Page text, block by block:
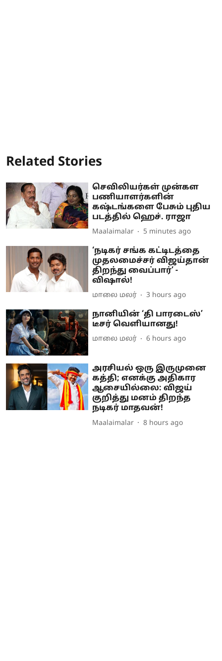
Related Stories
செவிலியர்கள் முன்கள
பணியாளர்களின்
கஷ்டங்களை பேசும் புதிய
படத்தில் ஹெச். ராஜா
Maalaimalar 5 minutes ago
‘நடிகர் சங்க கட்டிடத்தை
முதலமைச்சர் விஜய்தான்
திறந்து வைப்பார்’ -
விஷால்!
மாலை மலர் 3 hours ago
நானியின் ‘தி பாரடைஸ்’
டீசர் வெளியானது!
மாலை மலர் 6 hours ago
அரசியல் ஒரு இருமுனை
கத்தி; எனக்கு அதிகார
ஆசையில்லை: விஜய்
குறித்து மனம் திறந்த
நடிகர் மாதவன்!
Maalaimalar 8 hours ago